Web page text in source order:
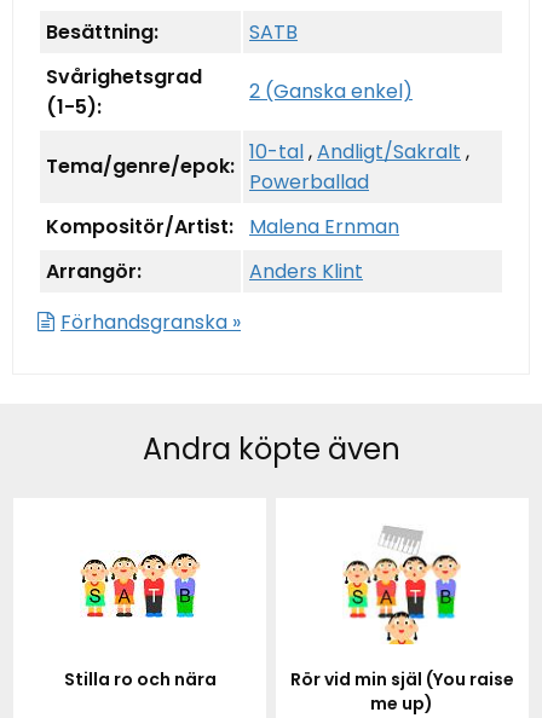
Besättning:
SATB
Svårighetsgrad
(1-5):
2 (Ganska enkel)
Tema/genre/epok:
10-tal,Andligt/Sakralt ,
Powerballad
Kompositör/Artist:
Malena Ernman
Arrangör:
Anders Klint
Förhandsgranska »
Andra köpte även
Stilla ro och nära
Rör vid min själ (You raise
me up)